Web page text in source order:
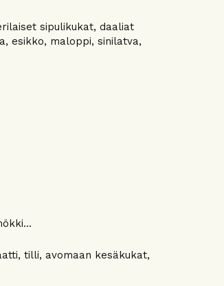
sipulikukat, daaliat
esikko, maloppi, sinilatva,
tilli, avomaan kesäkukat,